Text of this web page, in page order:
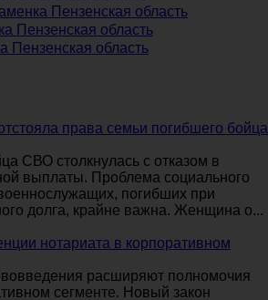
Пензенская область
Пензенская область
Пензенская область
права семьи погибшего бойца
СВО столкнулась с отказом в
выплаты. Проблема социального
погибших при
долга, крайне важна. Женщина о...
нотариата в корпоративном
расширяют полномочия
сегменте. Новый закон